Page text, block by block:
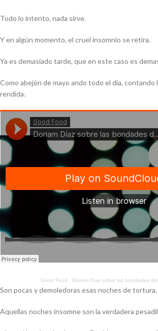
Todo lo intento, nada sirve.
Y en algún momento, el cruel insomnio se retira.
Ya es demasiado tarde, que en este caso es
Como abejón de mayo ando todo el día, contando
rendida.
Good Food · Doriam Días sobre las bondades
Son pocas y demoledoras esas noches de tortura.
Aquellas noches insomne son la verdadera